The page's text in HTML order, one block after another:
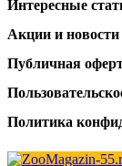
Интересные
Акции и новости
Публичная
Политика